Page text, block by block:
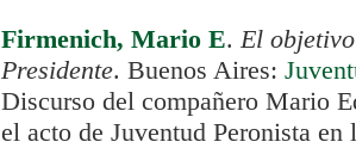
Firmenich, Mario E.El
Presidente. Buenos Aires:
Discurso del compañero Mario
el acto de Juventud Peronista en